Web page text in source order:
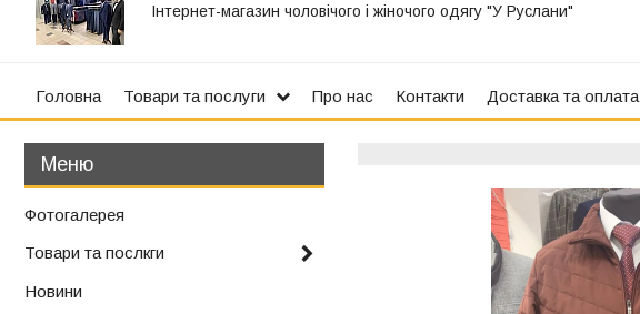
Інтернет-магазин чоловічого і жіночого одягу "У Руслани"
Головна Товари та послуги Про нас Контакти Доставка та оплата
Фотогалерея
Товари та послкги
Новини